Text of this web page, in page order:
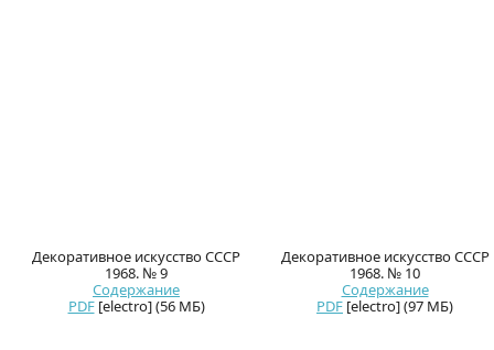
Декоративное искусство СССР
1968. № 9
Содержание
PDF[electro] (56 МБ)
Декоративное искусство СССР
1968. № 10
Содержание
PDF [electro] (97 МБ)